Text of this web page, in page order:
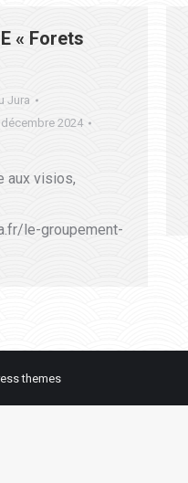
« Forets
Jura
décembre 2024
aux visios,
le-groupement-
themes